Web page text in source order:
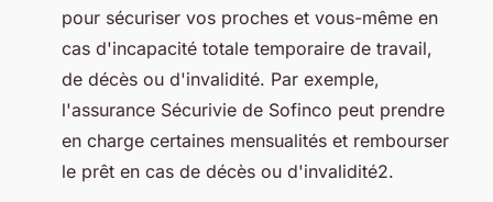
pour sécuriser vos proches et vous-même en
cas d'incapacité totale temporaire de travail,
de décès ou d'invalidité. Par exemple,
l'assurance Sécurivie de Sofinco peut prendre
en charge certaines mensualités et rembourser
le prêt en cas de décès ou d'invalidité2.